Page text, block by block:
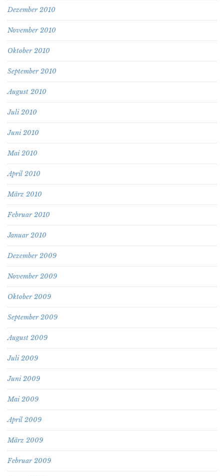
Dezember 2010
November 2010
Oktober 2010
September 2010
August 2010
Juli 2010
Juni 2010
Mai 2010
April 2010
März 2010
Februar 2010
Januar 2010
Dezember 2009
November 2009
Oktober 2009
September 2009
August 2009
Juli 2009
Juni 2009
Mai 2009
April 2009
März 2009
Februar 2009